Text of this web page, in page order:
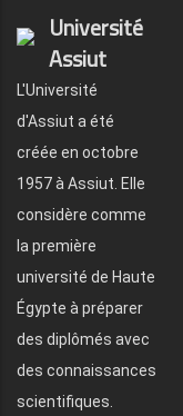
Université
Assiut
L'Université
d'Assiut a été
créée en octobre
1957 à Assiut. Elle
considère comme
la première
université de Haute
Égypte à préparer
des diplômés avec
des connaissances
scientifiques.